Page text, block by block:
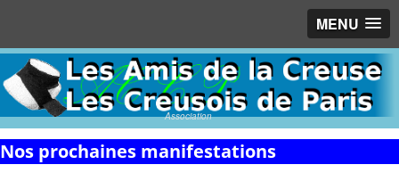
MENU
Association
Nos prochaines manifestations